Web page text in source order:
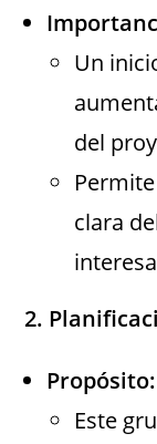
Un
del
clara
2.
Propósito:
Este